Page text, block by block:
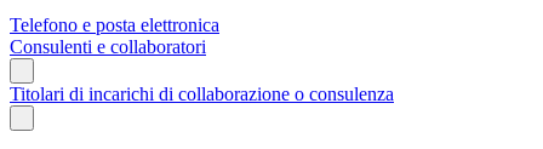
Telefono e posta elettronica
Consulenti e collaboratori
Titolari di incarichi di collaborazione o consulenza